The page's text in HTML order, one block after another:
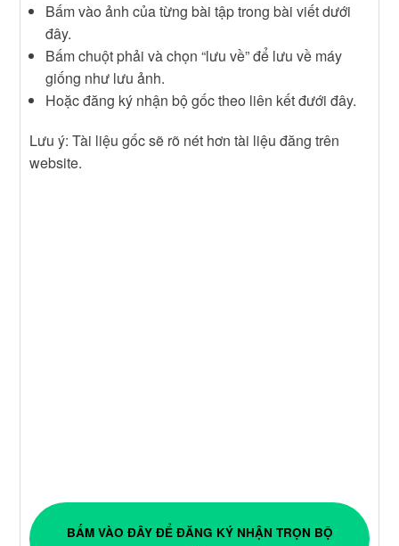
Bấm vào ảnh của từng bài tập trong bài viết dưới
đây.
Bấm chuột phải và chọn “lưu về” để lưu về máy
giống như lưu ảnh.
Hoặc đăng ký nhận bộ gốc theo liên kết đưới đây.
Lưu ý: Tài liệu gốc sẽ rõ nét hơn tài liệu đăng trên
website.
BẤM VÀO ĐÂY ĐỂ ĐĂNG KÝ NHẬN TRỌN BỘ